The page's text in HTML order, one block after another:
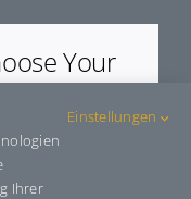
Your
Telegram
Ihrer
Einstellungen